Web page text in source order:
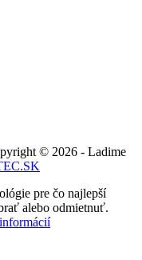
© 2026 - Ladime
pre čo najlepší
alebo odmietnuť.